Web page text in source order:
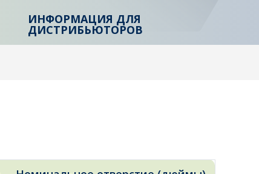
ИНФОРМАЦИЯ ДЛЯ
ДИСТРИБЬЮТОРОВ